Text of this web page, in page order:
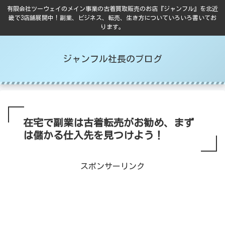
有限会社ツーウェイのメイン事業の古着買取販売のお店『ジャンフル』を北近
畿で3店舗展開中！副業、ビジネス、転売、生き方についていろいろ書いてお
ります。
ジャンフル社長のブログ
在宅で副業は古着転売がお勧め、まず
は儲かる仕入先を見つけよう！
スポンサーリンク